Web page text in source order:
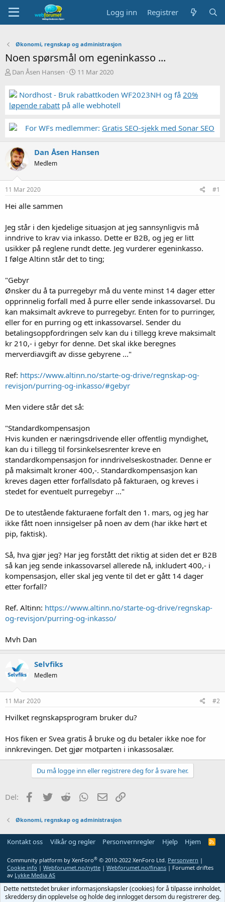
Logg inn Registrer
Økonomi, regnskap og administrasjon
Noen spørsmål om egeninkasso ...
T
å
d
s
a
e
r
Dan Åsen Hansen
S
r
t
a
11 Mar 2020
Nordhost - Bruk rabattkoden WF2023NH og få 20%
løpende rabatt på alle webhotell
For WFs medlemmer: Gratis SEO-sjekk med Sonar SEO
Dan Åsen Hansen
Medlem
11 Mar 2020 #1
Hei alle sammen
Jeg står i den kjedelige situasjon at jeg sannsynligvis må
inndrive to krav via inkasso. Dette er B2B, og jeg er litt
usikker på reglene rundt dette. Jeg vurderer egeninkasso.
I følge Altinn står det to ting;
"Gebyr
Ønsker du å ta purregebyr må du vente minst 14 dager etter
opprinnelig forfall med å purre eller sende inkassovarsel. Du
kan maksimalt avkreve to purregebyr. Enten for to purringer,
eller for en purring og ett inkassovarsel. Sender du
betalingsoppfordringen selv kan du i tillegg kreve maksimalt
kr 210,- i gebyr for denne. Det skal ikke beregnes
merverdiavgift av disse gebyrene ..."
Ref: https://www.altinn.no/starte-og-drive/regnskap-og-
revisjon/purring-og-inkasso/#gebyr
Men videre står det så:
"Standardkompensasjon
Hvis kunden er næringsdrivende eller offentlig myndighet,
kan du i tillegg til forsinkelsesrenter kreve en
standardkompensasjon for inndrivelseskostnader. Denne er
på maksimalt kroner 400,-. Standardkompensasjon kan
kreves dagen etter forfallsdato på fakturaen, og kreves i
stedet for eventuelt purregebyr ..."
De to utestående fakturaene forfalt den 1. mars, og jeg har
ikke fått noen innsigelser på noen av dem (har ikke hørt et
pip, faktisk).
Så, hva gjør jeg? Har jeg forstått det riktig at siden det er B2B
så kan jeg sende inkassovarsel allerede nå, inkludert 400,- i
kompensasjon, eller skal jeg vente til det er gått 14 dager
etter forfall?
Ref. Altinn: https://www.altinn.no/starte-og-drive/regnskap-
og-revisjon/purring-og-inkasso/
Mvh Dan
Selvfiks
Medlem
11 Mar 2020 #2
Hvilket regnskapsprogram bruker du?
Hos fiken er Svea gratis å bruke og du betaler ikke noe for
innkrevingen. Det gjør motparten i inkassosalær.
Du må logge inn eller registrere deg for å svare her.
Del: Facebook
Twitter Reddit WhatsApp
E-post
Økonomi, regnskap og administrasjon
Kontakt oss Vilkår og regler Personvernregler Hjelp Hjem
R
Community platform by XenForo® © 2010-2022 XenForo Ltd. Personvern |
Cookie info | Webforumet.no/nytte | Webforumet.no/finans | Forumet driftes
av Lykke Media AS
Dette nettstedet bruker informasjonskapsler (cookies) for å tilpasse innholdet,
skreddersy din opplevelse og holde deg innlogget dersom du registrerer deg.